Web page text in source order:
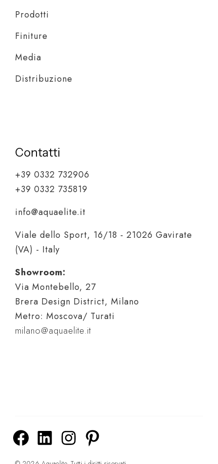
Prodotti
Finiture
Media
Distribuzione
Contatti
+39 0332 732906
+39 0332 735819
info@aquaelite.it
Viale dello Sport, 16/18 - 21026 Gavirate
(VA) - Italy
Showroom:
Via Montebello, 27
Brera Design District, Milano
Metro: Moscova/ Turati
milano@aquaelite.it